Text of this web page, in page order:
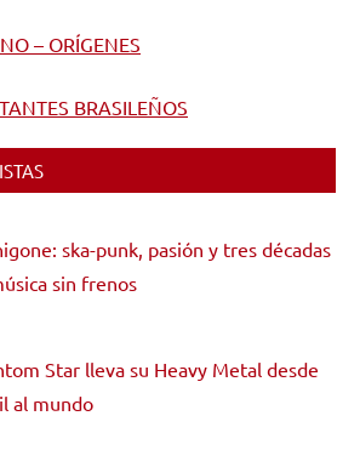
– ORÍGENES
BRASILEÑOS
ska-punk, pasión y tres décadas
sin frenos
Star lleva su Heavy Metal desde
al mundo